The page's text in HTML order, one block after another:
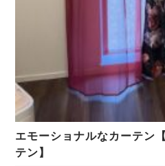
エモーショナルなカーテン
テン】